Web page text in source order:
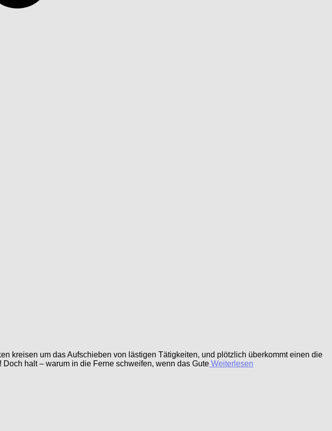
kreisen um das Aufschieben von lästigen Tätigkeiten, und plötzlich überkommt einen die
halt – warum in die Ferne schweifen, wenn das Gute Weiterlesen